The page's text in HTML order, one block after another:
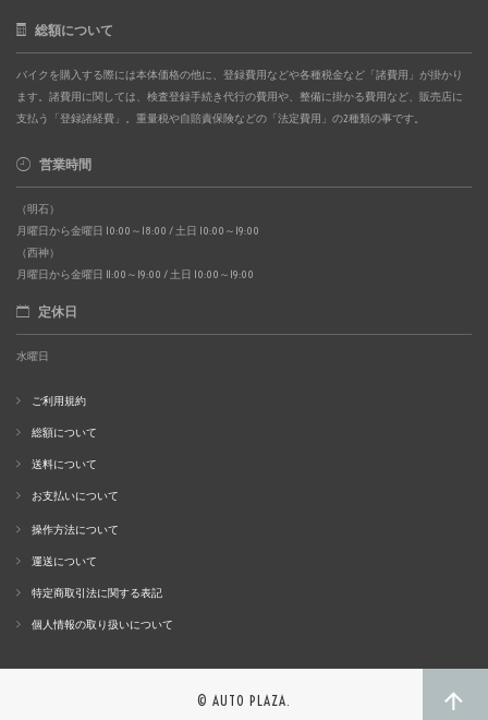
総額について
バイクを購入する際には本体価格の他に、登録費用などや各種税金など「諸費用」が掛かり
ます。諸費用に関しては、検査登録手続き代行の費用や、整備に掛かる費用など、販売店に
支払う「登録諸経費」。重量税や自賠責保険などの「法定費用」の2種類の事です。
営業時間
（明石）
月曜日から金曜日 10:00～18:00 / 土日 10:00～19:00
（西神）
月曜日から金曜日 11:00～19:00 / 土日 10:00～19:00
定休日
水曜日
ご利用規約
総額について
送料について
お支払いについて
操作方法について
運送について
特定商取引法に関する表記
個人情報の取り扱いについて
© AUTO PLAZA.